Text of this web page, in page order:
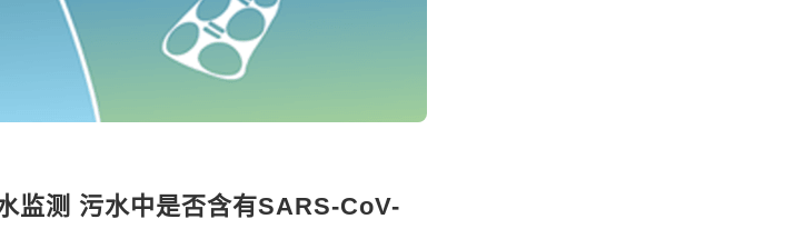
监测 污水中是否含有SARS-CoV-